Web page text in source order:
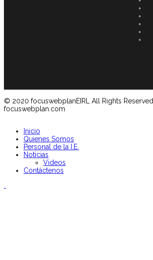
© 2020 focuswebplanEIRL All Rights Reserved.
focuswebplan.com
Inicio
Quienes Somos
Personal de la I.E.
Noticias
Videos
Contáctenos